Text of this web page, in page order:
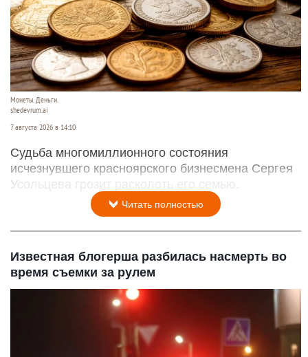
Монеты. Деньги.
shedevrum.ai
7 августа 2026 в 14:10
Судьба многомиллионного состояния
исчезнувшего красноярского бизнесмена Сергея
Усольцева грозит расколоть его семью.
Читать полностью
Известная блогерша разбилась насмерть во
время съемки за рулем